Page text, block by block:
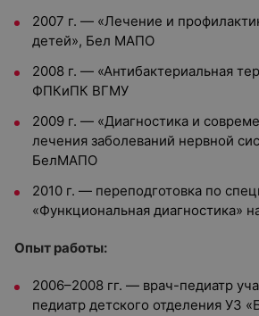
2007 г. — «Лечение и
детей», Бел МАПО
2008 г. — «Антибактериальная
ФПКиПК ВГМУ
2009 г. — «Диагностика и
лечения заболеваний нервной
БелМАПО
2010 г. — переподготовка по
«Функциональная диагностика»
Опыт работы:
2006–2008 гг. — врач-педиатр
педиатр детского отделения УЗ